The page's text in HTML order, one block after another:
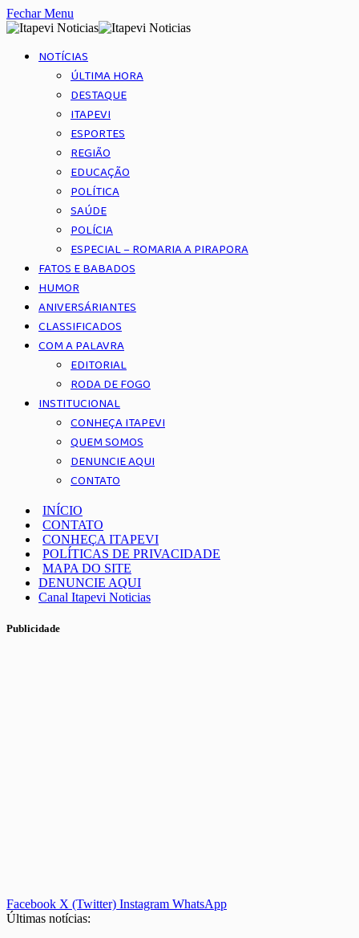
Fechar Menu
NOTÍCIAS
ÚLTIMA HORA
DESTAQUE
ITAPEVI
ESPORTES
REGIÃO
EDUCAÇÃO
POLÍTICA
SAÚDE
POLÍCIA
ESPECIAL – ROMARIA A PIRAPORA
FATOS E BABADOS
HUMOR
ANIVERSÁRIANTES
CLASSIFICADOS
COM A PALAVRA
EDITORIAL
RODA DE FOGO
INSTITUCIONAL
CONHEÇA ITAPEVI
QUEM SOMOS
DENUNCIE AQUI
CONTATO
INÍCIO
CONTATO
CONHEÇA ITAPEVI
POLÍTICAS DE PRIVACIDADE
MAPA DO SITE
DENUNCIE AQUI
Canal Itapevi Noticias
Publicidade
Facebook X (Twitter) Instagram WhatsApp
Últimas notícias: